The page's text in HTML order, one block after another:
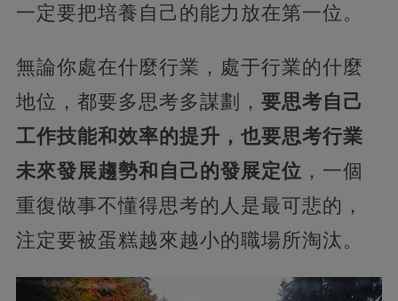
一定要把培養自己的能力放在第一位。
無論你處在什麼行業，處于行業的什麼
地位，都要多思考多謀劃， 要思考自己
工作技能和效率的提升，也要思考行業
未來發展趨勢和自己的發展定位 ，一個
重復做事不懂得思考的人是最可悲的，
注定要被蛋糕越來越小的職場所淘汰。